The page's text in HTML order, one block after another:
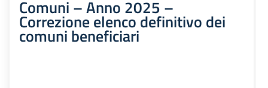
Comuni – Anno 2025 –
Correzione elenco definitivo dei
comuni beneficiari